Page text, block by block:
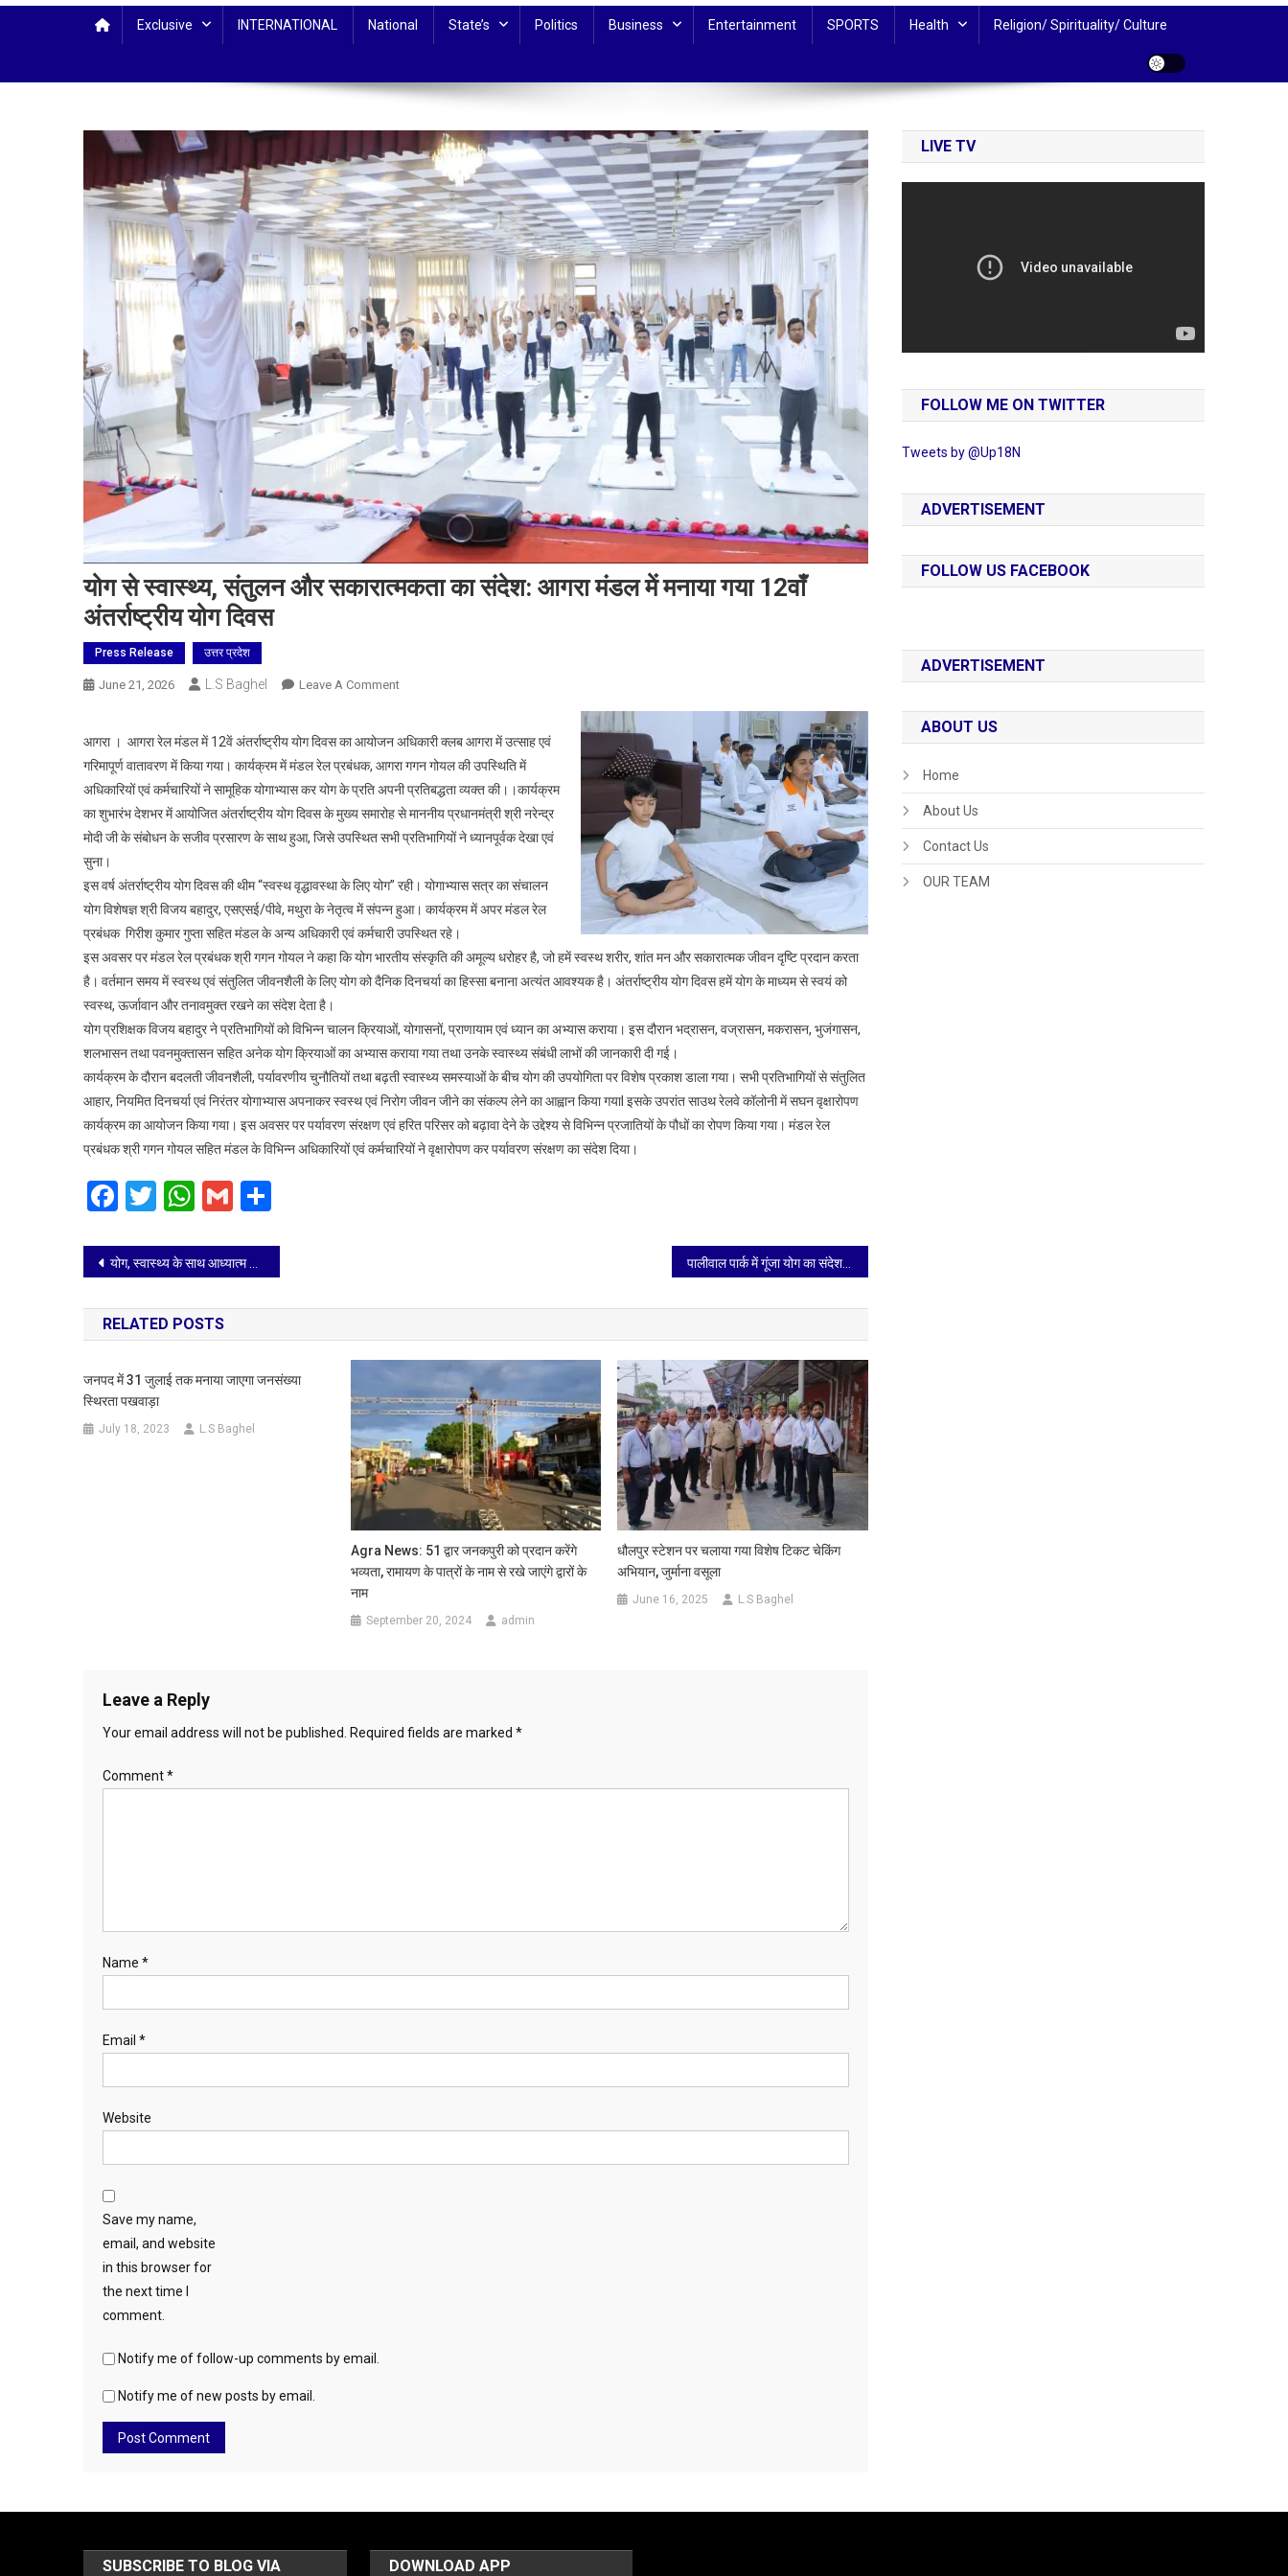
Exclusive INTERNATIONAL National State’s Politics Business Entertainment SPORTS Health Religion/ Spirituality/ Culture
योग से स्वास्थ्य, संतुलन और सकारात्मकता का संदेश: आगरा मंडल में मनाया गया 12वाँ
अंतर्राष्ट्रीय योग दिवस
Press Release उत्तर प्रदेश
June 21, 2026 L.S Baghel Leave A CommentOn
स्वास्थ्य,
संतुलन
और
सकारात्मकता
का
आगरा
मंडल
में
मनाया
गया
योग
दिवस
आगरा । आगरा रेल मंडल में 12वें अंतर्राष्ट्रीय योग दिवस का आयोजन अधिकारी क्लब आगरा में उत्साह एवं
गरिमापूर्ण वातावरण में किया गया। कार्यक्रम में मंडल रेल प्रबंधक, आगरा गगन गोयल की उपस्थिति में
अधिकारियों एवं कर्मचारियों ने सामूहिक योगाभ्यास कर योग के प्रति अपनी प्रतिबद्धता व्यक्त की।।कार्यक्रम
का शुभारंभ देशभर में आयोजित अंतर्राष्ट्रीय योग दिवस के मुख्य समारोह से माननीय प्रधानमंत्री श्री नरेन्द्र
मोदी जी के संबोधन के सजीव प्रसारण के साथ हुआ, जिसे उपस्थित सभी प्रतिभागियों ने ध्यानपूर्वक देखा एवं
सुना।
इस वर्ष अंतर्राष्ट्रीय योग दिवस की थीम “स्वस्थ वृद्धावस्था के लिए योग” रही। योगाभ्यास सत्र का संचालन
योग विशेषज्ञ श्री विजय बहादुर, एसएसई/पीवे, मथुरा के नेतृत्व में संपन्न हुआ। कार्यक्रम में अपर मंडल रेल
प्रबंधक गिरीश कुमार गुप्ता सहित मंडल के अन्य अधिकारी एवं कर्मचारी उपस्थित रहे।
इस अवसर पर मंडल रेल प्रबंधक श्री गगन गोयल ने कहा कि योग भारतीय संस्कृति की अमूल्य धरोहर है, जो हमें स्वस्थ शरीर, शांत मन और सकारात्मक जीवन दृष्टि प्रदान करता
है। वर्तमान समय में स्वस्थ एवं संतुलित जीवनशैली के लिए योग को दैनिक दिनचर्या का हिस्सा बनाना अत्यंत आवश्यक है। अंतर्राष्ट्रीय योग दिवस हमें योग के माध्यम से स्वयं को
स्वस्थ, ऊर्जावान और तनावमुक्त रखने का संदेश देता है।
योग प्रशिक्षक विजय बहादुर ने प्रतिभागियों को विभिन्न चालन क्रियाओं, योगासनों, प्राणायाम एवं ध्यान का अभ्यास कराया। इस दौरान भद्रासन, वज्रासन, मकरासन, भुजंगासन,
शलभासन तथा पवनमुक्तासन सहित अनेक योग क्रियाओं का अभ्यास कराया गया तथा उनके स्वास्थ्य संबंधी लाभों की जानकारी दी गई।
कार्यक्रम के दौरान बदलती जीवनशैली, पर्यावरणीय चुनौतियों तथा बढ़ती स्वास्थ्य समस्याओं के बीच योग की उपयोगिता पर विशेष प्रकाश डाला गया। सभी प्रतिभागियों से संतुलित
आहार, नियमित दिनचर्या एवं निरंतर योगाभ्यास अपनाकर स्वस्थ एवं निरोग जीवन जीने का संकल्प लेने का आह्वान किया गयाl इसके उपरांत साउथ रेलवे कॉलोनी में सघन वृक्षारोपण
कार्यक्रम का आयोजन किया गया। इस अवसर पर पर्यावरण संरक्षण एवं हरित परिसर को बढ़ावा देने के उद्देश्य से विभिन्न प्रजातियों के पौधों का रोपण किया गया। मंडल रेल
प्रबंधक श्री गगन गोयल सहित मंडल के विभिन्न अधिकारियों एवं कर्मचारियों ने वृक्षारोपण कर पर्यावरण संरक्षण का संदेश दिया।
Facebook
Twitter
WhatsApp
Gmail
Post
navigation
योग, स्वास्थ्य के साथ आध्यात्म व मन वाणी और कर्म को समाहित करते हुए निरोग रहने की है कला अपने जीवन में करें शामिल-केंद्रीय मंत्री श्री बघेल पालीवाल पार्क में गूंजा योग का संदेश, सैकड़ों लोगों ने किया सामूहिक योगाभ्यास
RELATED POSTS
जनपद में 31 जुलाई तक मनाया जाएगा जनसंख्या
स्थिरता पखवाड़ा
July 18, 2023 L.S Baghel
Agra News: 51 द्वार जनकपुरी को प्रदान करेंगे
भव्यता, रामायण के पात्रों के नाम से रखे जाएंगे द्वारों के
नाम
September 20, 2024 admin
धौलपुर स्टेशन पर चलाया गया विशेष टिकट चेकिंग
अभियान, जुर्माना वसूला
June 16, 2025 L.S Baghel
Leave a Reply
Your email address will not be published. Required fields are marked *
Comment*
Name *
Email *
Website
Save my name,
email, and website
in this browser for
the next time I
comment.
Notify me of follow-up comments by email.
Notify me of new posts by email.
LIVE TV
FOLLOW ME ON TWITTER
Tweets by @Up18N
ADVERTISEMENT
FOLLOW US FACEBOOK
ADVERTISEMENT
ABOUT US
Home
About Us
Contact Us
OUR TEAM
SUBSCRIBE TO BLOG VIA
DOWNLOAD APP